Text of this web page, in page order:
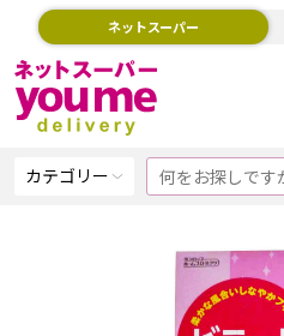
ネットスーパー
カテゴリー